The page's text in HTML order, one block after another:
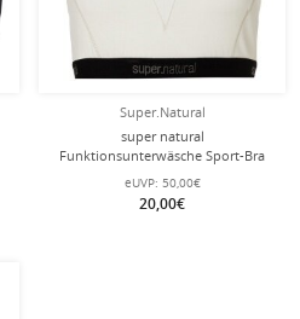
Super.Natural
super natural
Funktionsunterwäsche Sport-Bra
Tundra 220 Semplice (angenehmer
Tragekomfort) weiss Damen
eUVP: 50,00€
20,00€